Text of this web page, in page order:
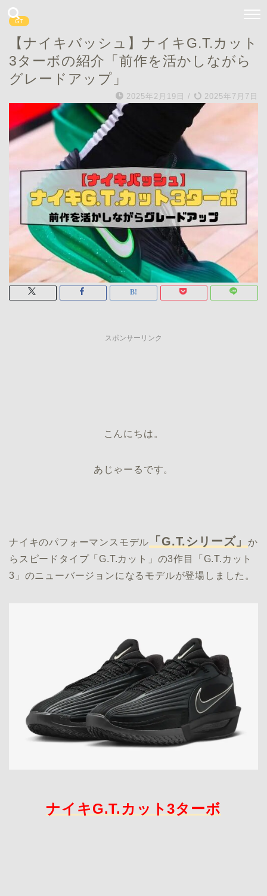
GT
【ナイキバッシュ】ナイキG.T.カット
3ターボの紹介「前作を活かしながら
グレードアップ」
2025年2月19日 / 2025年7月7日
スポンサーリンク
こんにちは。
あじゃーるです。
ナイキのパフォーマンスモデル 「G.T.シリーズ」か
らスピードタイプ「G.T.カット」の3作目「G.T.カット
3」のニューバージョンになるモデルが登場しました。
ナイキG.T.カット3ターボ